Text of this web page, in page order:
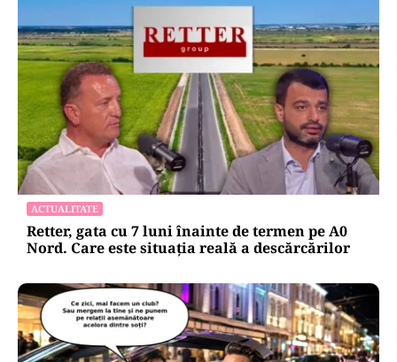
ACTUALITATE
Retter, gata cu 7 luni înainte de termen pe A0
Nord. Care este situația reală a descărcărilor